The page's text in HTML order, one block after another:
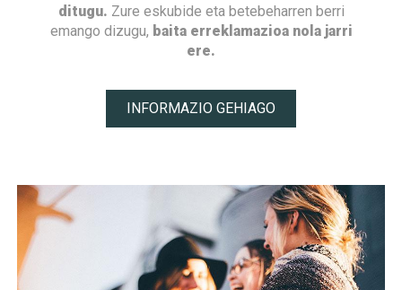
ditugu. Zure eskubide eta betebeharren berri
emango dizugu, baita erreklamazioa nola jarri
ere.
INFORMAZIO GEHIAGO